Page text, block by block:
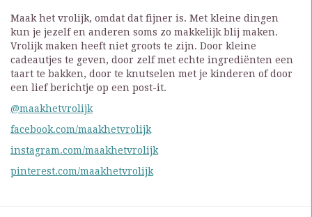
Maak het vrolijk, omdat dat fijner is. Met kleine dingen
kun je jezelf en anderen soms zo makkelijk blij maken.
Vrolijk maken heeft niet groots te zijn. Door kleine
cadeautjes te geven, door zelf met echte ingrediënten een
taart te bakken, door te knutselen met je kinderen of door
een lief berichtje op een post-it.
@maakhetvrolijk
facebook.com/maakhetvrolijk
instagram.com/maakhetvrolijk
pinterest.com/maakhetvrolijk